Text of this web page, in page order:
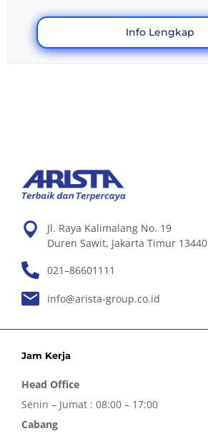
Info Lengkap
Jl. Raya Kalimalang No. 19
Duren Sawit, Jakarta Timur 13440
021–86601111
info@arista-group.co.id
Jam Kerja
Head Office
Senin – Jumat : 08:00 – 17:00
Cabang